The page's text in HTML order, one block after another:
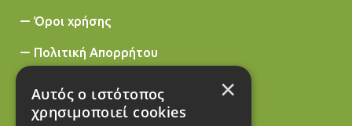
Όροι χρήσης
Πολιτική Απορρήτου
Τρόποι αποστολής
×
Αυτός ο ιστότοπος
χρησιμοποιεί cookies